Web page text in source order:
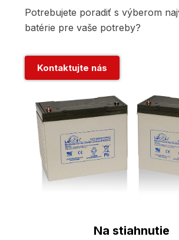
Potrebujete poradiť s výberom
batérie pre vaše potreby?
Kontaktujte nás
Na stiahnutie